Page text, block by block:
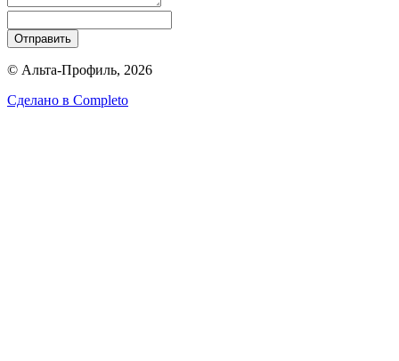
Отправить
© Альта-Профиль, 2026
Сделано в Completo